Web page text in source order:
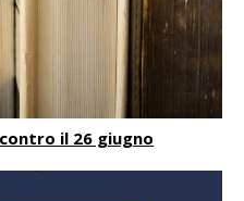
il 26 giugno